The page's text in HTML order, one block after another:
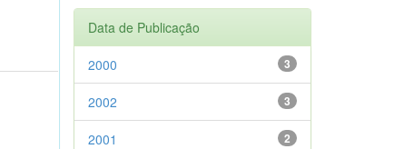
Data de Publicação
3
2000
3
2002
2
2001